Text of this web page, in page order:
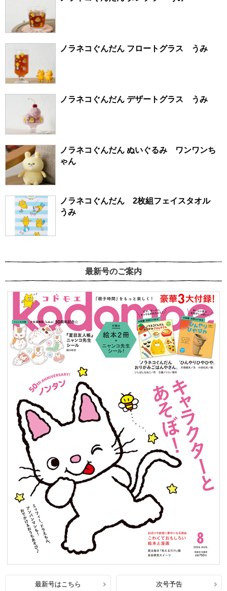
ノラネコぐんだん フロートグラス うみ
ノラネコぐんだん デザートグラス うみ
ノラネコぐんだん ぬいぐるみ ワンワンち
ゃん
ノラネコぐんだん 2枚組フェイスタオル
うみ
最新号のご案内
最新号はこちら 次号予告